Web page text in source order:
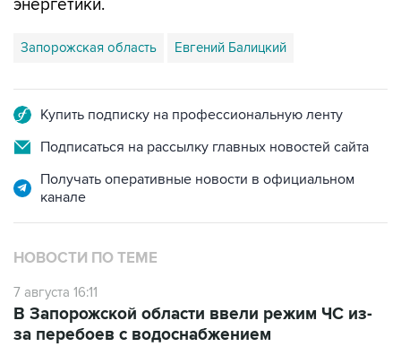
энергетики.
Запорожская область Евгений Балицкий
Купить подписку на профессиональную ленту
Подписаться на рассылку главных новостей сайта
Получать оперативные новости в официальном
канале
НОВОСТИ ПО ТЕМЕ
7 августа 16:11
В Запорожской области ввели режим ЧС из-
за перебоев с водоснабжением